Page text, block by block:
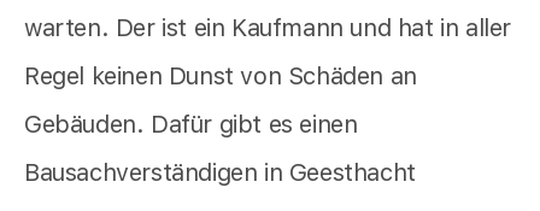
warten. Der ist ein Kaufmann und hat in aller
Regel keinen Dunst von Schäden an
Gebäuden. Dafür gibt es einen
Bausachverständigen in Geesthacht